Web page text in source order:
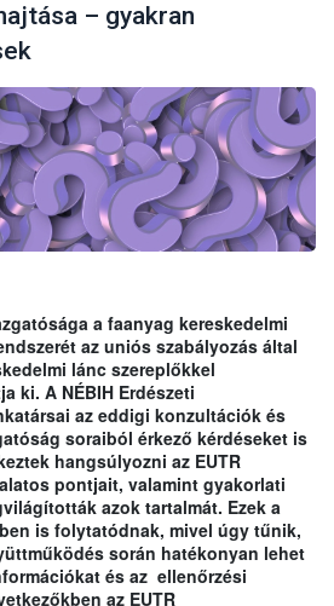
– gyakran
a faanyag kereskedelmi
az uniós szabályozás által
lánc szereplőkkel
ki. A NÉBIH Erdészeti
az eddigi konzultációk és
soraiból érkező kérdéseket is
hangsúlyozni az EUTR
pontjait, valamint gyakorlati
azok tartalmát. Ezek a
is folytatódnak, mivel úgy tűnik,
során hatékonyan lehet
és az ellenőrzési
az EUTR